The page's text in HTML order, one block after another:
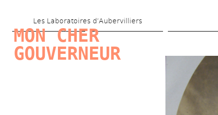
to
main
content
Les Laboratoires d’Aubervilliers
MON CHER
GOUVERNEUR